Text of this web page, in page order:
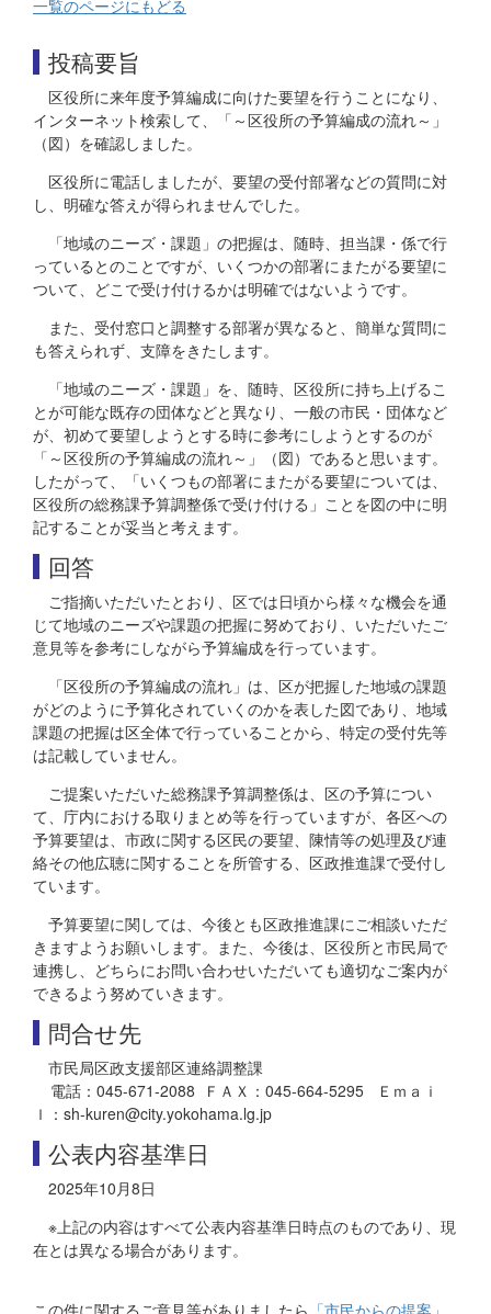
一覧のページにもどる
投稿要旨
区役所に来年度予算編成に向けた要望を行うことになり、
インターネット検索して、「～区役所の予算編成の流れ～」
（図）を確認しました。
区役所に電話しましたが、要望の受付部署などの質問に対
し、明確な答えが得られませんでした。
「地域のニーズ・課題」の把握は、随時、担当課・係で行
っているとのことですが、いくつかの部署にまたがる要望に
ついて、どこで受け付けるかは明確ではないようです。
また、受付窓口と調整する部署が異なると、簡単な質問に
も答えられず、支障をきたします。
「地域のニーズ・課題」を、随時、区役所に持ち上げるこ
とが可能な既存の団体などと異なり、一般の市民・団体など
が、初めて要望しようとする時に参考にしようとするのが
「～区役所の予算編成の流れ～」（図）であると思います。
したがって、「いくつもの部署にまたがる要望については、
区役所の総務課予算調整係で受け付ける」ことを図の中に明
記することが妥当と考えます。
回答
ご指摘いただいたとおり、区では日頃から様々な機会を通
じて地域のニーズや課題の把握に努めており、いただいたご
意見等を参考にしながら予算編成を行っています。
「区役所の予算編成の流れ」は、区が把握した地域の課題
がどのように予算化されていくのかを表した図であり、地域
課題の把握は区全体で行っていることから、特定の受付先等
は記載していません。
ご提案いただいた総務課予算調整係は、区の予算につい
て、庁内における取りまとめ等を行っていますが、各区への
予算要望は、市政に関する区民の要望、陳情等の処理及び連
絡その他広聴に関することを所管する、区政推進課で受付し
ています。
予算要望に関しては、今後とも区政推進課にご相談いただ
きますようお願いします。また、今後は、区役所と市民局で
連携し、どちらにお問い合わせいただいても適切なご案内が
できるよう努めていきます。
問合せ先
市民局区政支援部区連絡調整課
電話：045-671-2088 ＦＡＸ：045-664-5295 Ｅｍａｉ
ｌ：sh-kuren@city.yokohama.lg.jp
公表内容基準日
2025年10月8日
※上記の内容はすべて公表内容基準日時点のものであり、現
在とは異なる場合があります。
この件に関するご意見等がありましたら 「市民からの提案」